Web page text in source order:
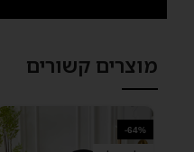
מוצרים קשורים
-64%